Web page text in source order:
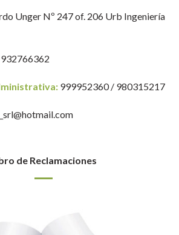
Unger Nº 247 of. 206 Urb Ingeniería
932766362
999952360 / 980315217
de Reclamaciones